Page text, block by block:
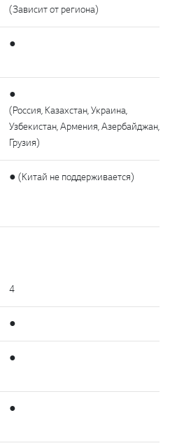
(Зависит от региона)
●
●
(Россия, Казахстан, Украина,
Узбекистан, Армения, Азербайджан,
Грузия)
● (Китай не поддерживается)
4
●
●
●